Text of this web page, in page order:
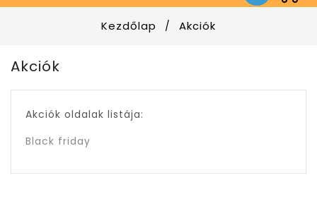
Kezdőlap Akciók
Akciók
Akciók oldalak listája:
Black friday